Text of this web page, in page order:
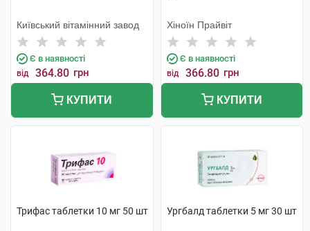
Київський вітамінний завод
Є в наявності
від 364.80 грн
КУПИТИ
Хіноїн Прайвіт
Є в наявності
від 366.80 грн
КУПИТИ
Трифас таблетки 10 мг 50 шт Ургбалд таблетки 5 мг 30 шт